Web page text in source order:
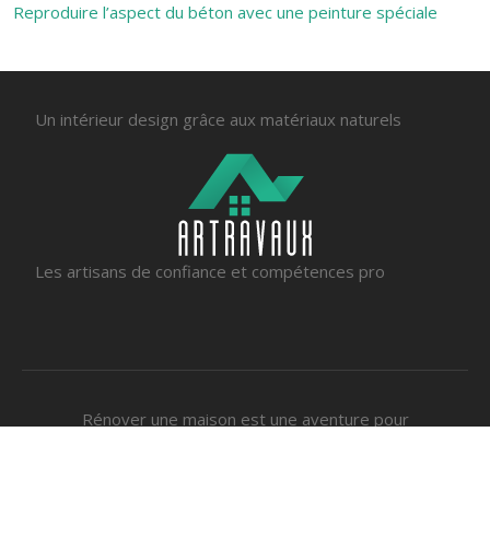
Reproduire l’aspect du béton avec une peinture spéciale
Un intérieur design grâce aux matériaux naturels
Les artisans de confiance et compétences pro
Rénover une maison est une aventure pour